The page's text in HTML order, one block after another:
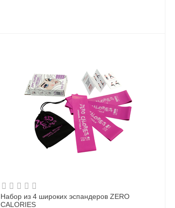
Набор из 4 широких эспандеров ZERO
CALORIES